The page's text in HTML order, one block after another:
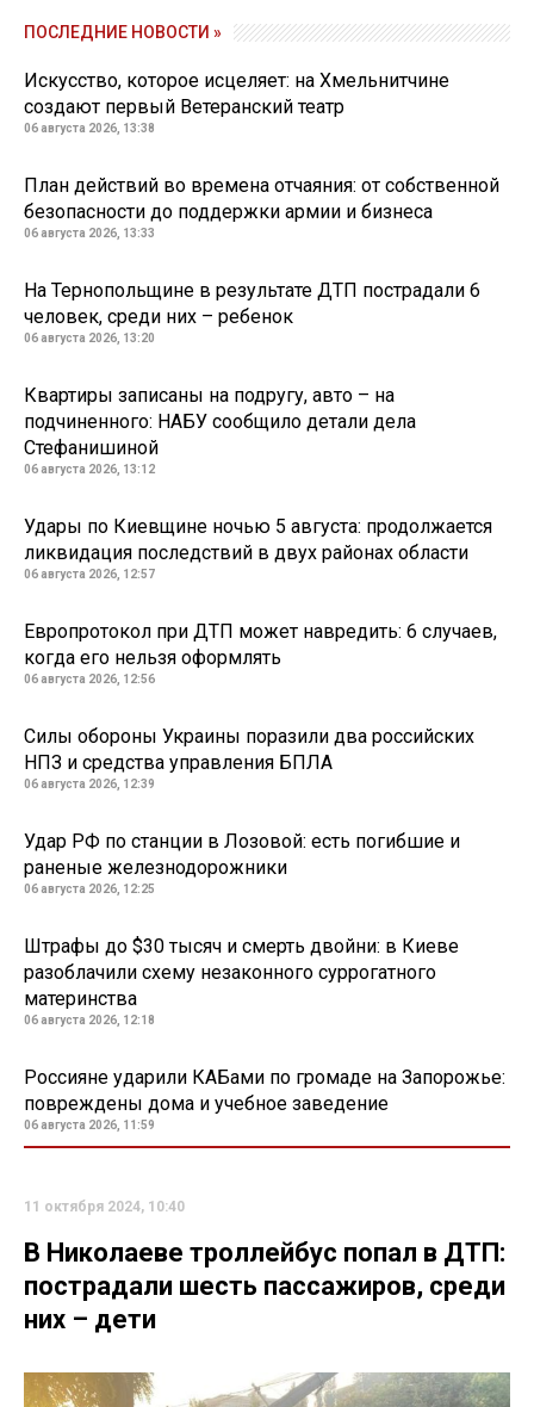
ПОСЛЕДНИЕ НОВОСТИ »
Искусство, которое исцеляет: на Хмельнитчине
создают первый Ветеранский театр
06 августа 2026, 13:38
План действий во времена отчаяния: от собственной
безопасности до поддержки армии и бизнеса
06 августа 2026, 13:33
На Тернопольщине в результате ДТП пострадали 6
человек, среди них – ребенок
06 августа 2026, 13:20
Квартиры записаны на подругу, авто – на
подчиненного: НАБУ сообщило детали дела
Стефанишиной
06 августа 2026, 13:12
Удары по Киевщине ночью 5 августа: продолжается
ликвидация последствий в двух районах области
06 августа 2026, 12:57
Европротокол при ДТП может навредить: 6 случаев,
когда его нельзя оформлять
06 августа 2026, 12:56
Силы обороны Украины поразили два российских
НПЗ и средства управления БПЛА
06 августа 2026, 12:39
Удар РФ по станции в Лозовой: есть погибшие и
раненые железнодорожники
06 августа 2026, 12:25
Штрафы до $30 тысяч и смерть двойни: в Киеве
разоблачили схему незаконного суррогатного
материнства
06 августа 2026, 12:18
Россияне ударили КАБами по громаде на Запорожье:
повреждены дома и учебное заведение
06 августа 2026, 11:59
11 октября 2024, 10:40
В Николаеве троллейбус попал в ДТП:
пострадали шесть пассажиров, среди
них – дети